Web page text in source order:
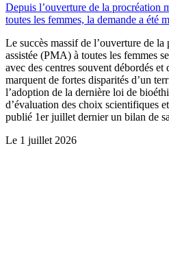
Depuis l’ouverture de la procréation
toutes les femmes, la demande a été
Le succès massif de l’ouverture de
assistée (PMA) à toutes les femmes
avec des centres souvent débordés et
marquent de fortes disparités d’un
l’adoption de la dernière loi de
d’évaluation des choix scientifiques
publié 1er juillet dernier un bilan de
Le 1 juillet 2026